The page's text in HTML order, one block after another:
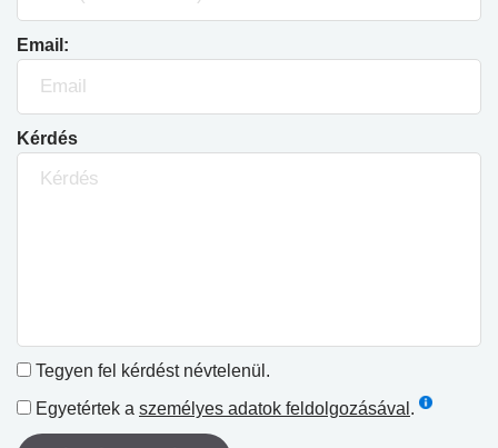
Email:
Kérdés
Tegyen fel kérdést névtelenül.
Egyetértek a személyes adatok feldolgozásával .